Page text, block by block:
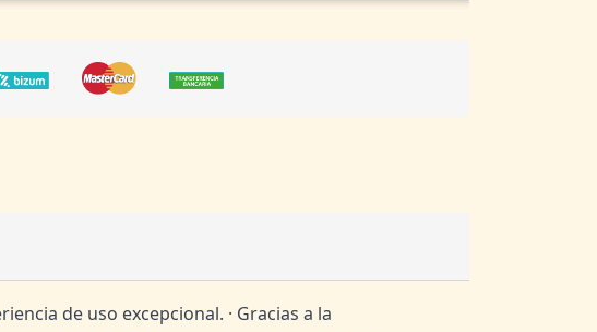
de uso excepcional. · Gracias a la